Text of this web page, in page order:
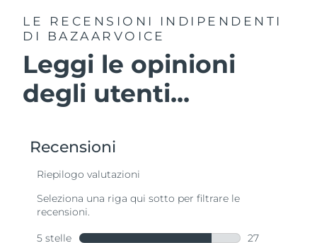
LE RECENSIONI INDIPENDENTI
DI BAZAARVOICE
Leggi le opinioni
degli utenti...